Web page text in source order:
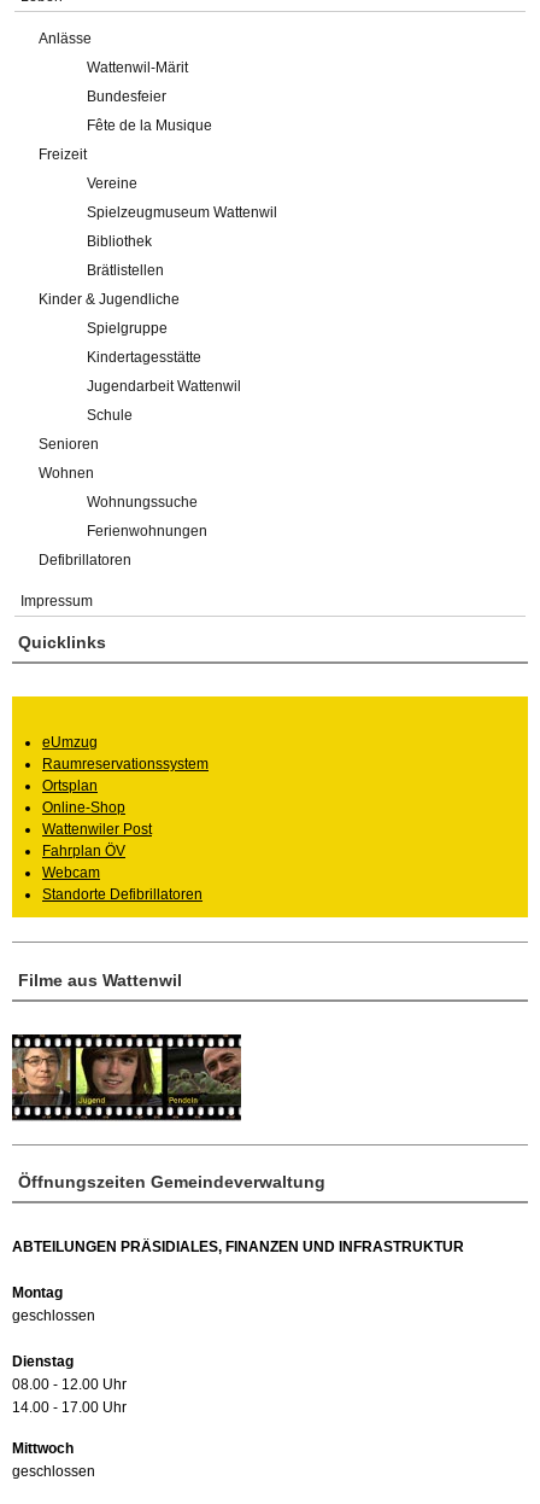
Anlässe
Wattenwil-Märit
Bundesfeier
Fête de la Musique
Freizeit
Vereine
Spielzeugmuseum Wattenwil
Bibliothek
Brätlistellen
Kinder & Jugendliche
Spielgruppe
Kindertagesstätte
Jugendarbeit Wattenwil
Schule
Senioren
Wohnen
Wohnungssuche
Ferienwohnungen
Defibrillatoren
Impressum
Öffnungszeiten Gemeindeverwaltung
ABTEILUNGEN PRÄSIDIALES, FINANZEN UND INFRASTRUKTUR
Montag
geschlossen
Dienstag
08.00 - 12.00 Uhr
14.00 - 17.00 Uhr
Mittwoch
geschlossen
Filme aus Wattenwil
Quicklinks
eUmzug
Raumreservationssystem
Ortsplan
Online-Shop
Wattenwiler Post
Fahrplan ÖV
Webcam
Standorte Defibrillatoren